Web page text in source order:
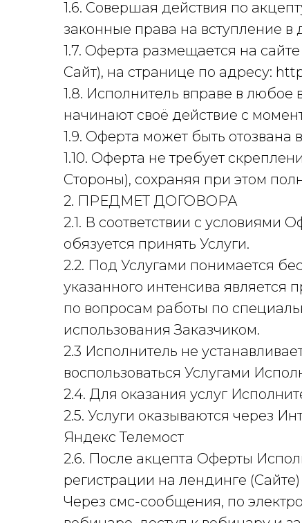
1.6. Совершая действия по
законные права на вступление
1.7. Оферта размещается на
Сайт), на странице по адресу:
1.8. Исполнитель вправе в
начинают своё действие с
1.9. Оферта может быть отозвана
1.10. Оферта не требует
Стороны), сохраняя при этом
2. ПРЕДМЕТ ДОГОВОРА
2.1. В соответствии с условиями
обязуется принять Услуги.
2.2. Под Услугами понимается
указанного интенсива
по вопросам работы по
использования Заказчиком.
2.3 Исполнитель не
воспользоваться Услугами
2.4. Для оказания услуг
2.5. Услуги оказываются через
Яндекс Телемост
2.6. После акцепта Оферты
регистрации на лендинге
Через смс-сообщения, по